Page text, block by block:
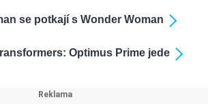
se potkají s Wonder Woman
Optimus Prime jede